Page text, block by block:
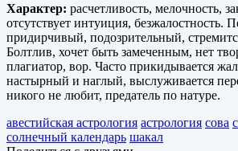
Характер: расчетливость, мелочность,
отсутствует интуиция, безжалостность.
придирчивый, подозрительный,
Болтлив, хочет быть замеченным, нет
плагиатор, вор. Часто прикидывается
настырный и наглый, выслуживается
никого не любит, предатель по натуре.
авестийская астрология астрология сова
солнечный календарь шакал